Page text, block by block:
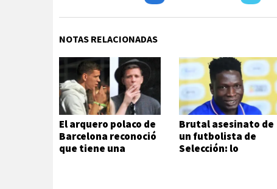
NOTAS RELACIONADAS
El arquero polaco de
Barcelona reconoció
que tiene una
Brutal asesinato de
un futbolista de
Selección: lo